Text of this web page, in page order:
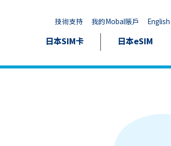
技術支持 我的Mobal賬戶 English
日本SIM卡 日本eSIM